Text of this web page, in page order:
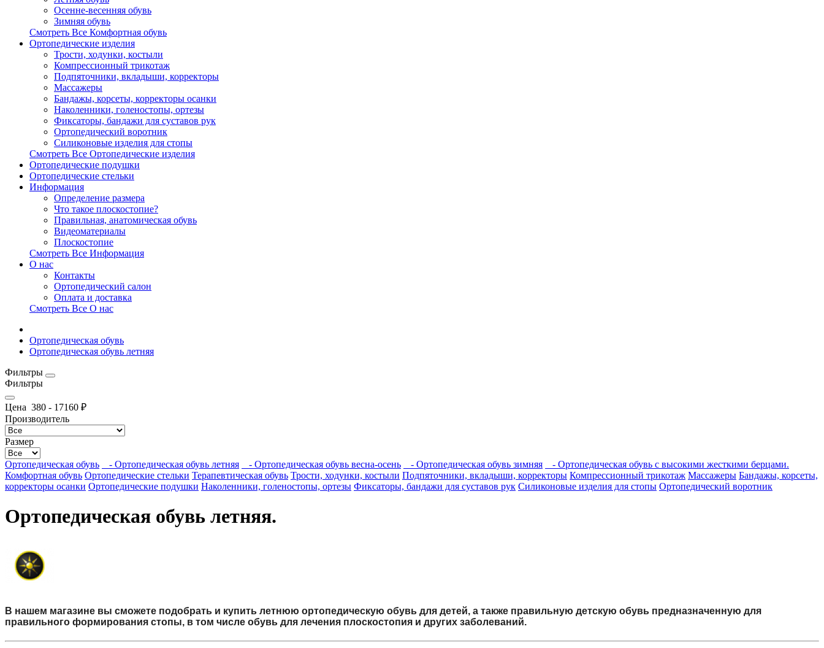
Осенне-весенняя обувь
Зимняя обувь
Смотреть Все Комфортная обувь
Ортопедические изделия
Трости, ходунки, костыли
Компрессионный трикотаж
Подпяточники, вкладыши, корректоры
Массажеры
Бандажы, корсеты, корректоры осанки
Наколенники, голеностопы, ортезы
Фиксаторы, бандажи для суставов рук
Ортопедический воротник
Силиконовые изделия для стопы
Смотреть Все Ортопедические изделия
Ортопедические подушки
Ортопедические стельки
Информация
Определение размера
Что такое плоскостопие?
Правильная, анатомическая обувь
Видеоматериалы
Плоскостопие
Смотреть Все Информация
О нас
Контакты
Ортопедический салон
Оплата и доставка
Смотреть Все О нас
Ортопедическая обувь
Ортопедическая обувь летняя
Фильтры
Фильтры
Цена 380 - 17160 ₽
Производитель
Размер
Ортопедическая обувь - Ортопедическая обувь летняя - Ортопедическая обувь весна-осень - Ортопедическая обувь зимняя
- Ортопедическая обувь с высокими жесткими берцами.
Комфортная обувь Ортопедические стельки Терапевтическая обувь Трости, ходунки, костыли Подпяточники, вкладыши, корректоры Компрессионный трикотаж Массажеры Бандажы, корсеты,
корректоры осанки Ортопедические подушки Наколенники, голеностопы, ортезы Фиксаторы, бандажи для суставов рук Силиконовые изделия для стопы Ортопедический воротник
Ортопедическая обувь летняя.
В нашем магазине вы сможете подобрать и купить летнюю ортопедическую обувь для детей, а также правильную детскую обувь предназначенную для
правильного формирования стопы, в том числе обувь для лечения плоскостопия и других заболеваний.